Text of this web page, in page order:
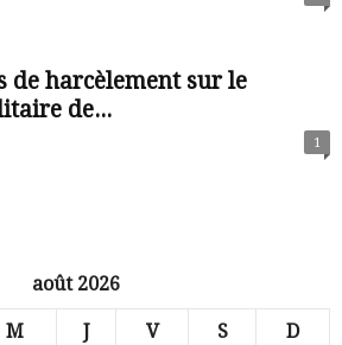
de harcèlement sur le
de...
1
août 2026
M J V S D